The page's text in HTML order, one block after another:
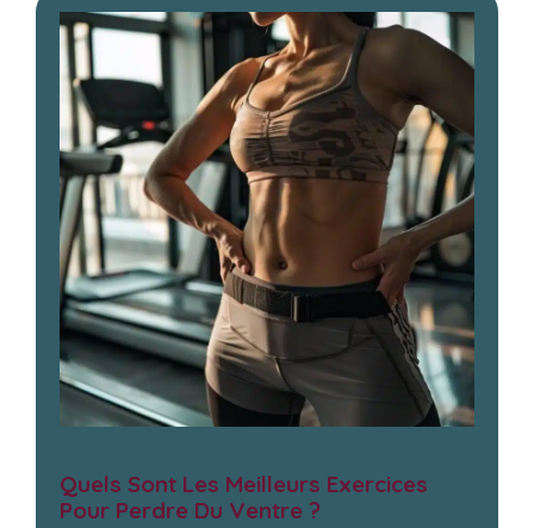
Quels Sont Les Meilleurs Exercices
Pour Perdre Du Ventre ?